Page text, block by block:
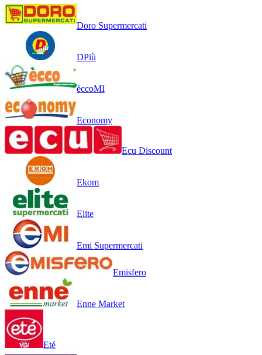
Doro Supermercati
DPiù
èccoMI
Economy
Ecu Discount
Ekom
Elite
Emi Supermercati
Emisfero
Enne Market
Eté